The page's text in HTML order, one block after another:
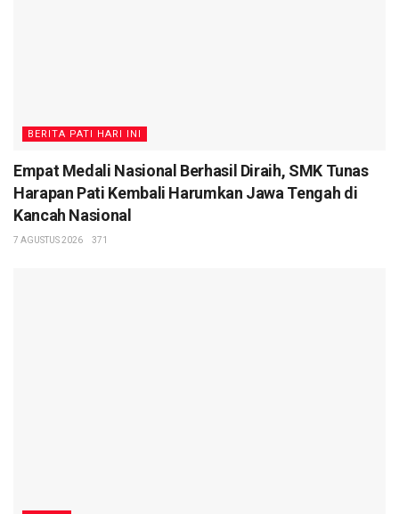
BERITA PATI HARI INI
Empat Medali Nasional Berhasil Diraih, SMK Tunas
Harapan Pati Kembali Harumkan Jawa Tengah di
Kancah Nasional
7 AGUSTUS 2026 371